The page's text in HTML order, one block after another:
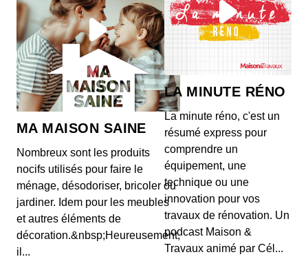
MA MAISON SAINE
Nombreux sont les produits
nocifs utilisés pour faire le
ménage, désodoriser, bricoler ou
jardiner. Idem pour les meubles
et autres éléments de
décoration.&nbsp;Heureusement,
il...
LA MINUTE RÉNO
La minute réno, c'est un
résumé express pour
comprendre un
équipement, une
technique ou une
innovation pour vos
travaux de rénovation. Un
podcast Maison &
Travaux animé par Cél...